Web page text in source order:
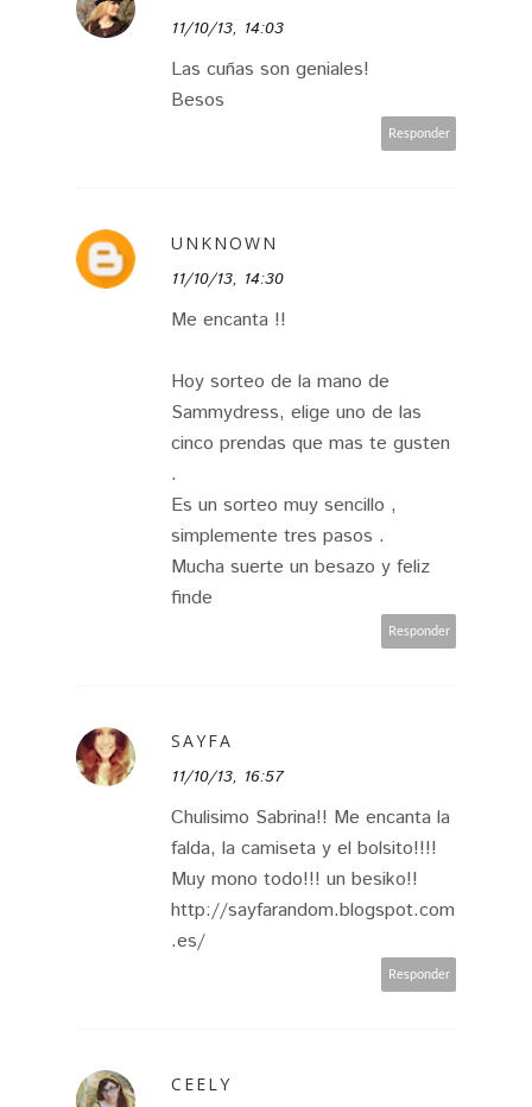
11/10/13, 14:03
Las cuñas son geniales!
Besos
Responder
UNKNOWN
11/10/13, 14:30
Me encanta !!
Hoy sorteo de la mano de
Sammydress, elige uno de las
cinco prendas que mas te gusten
.
Es un sorteo muy sencillo ,
simplemente tres pasos .
Mucha suerte un besazo y feliz
finde
Responder
SAYFA
11/10/13, 16:57
Chulisimo Sabrina!! Me encanta la
falda, la camiseta y el bolsito!!!!
Muy mono todo!!! un besiko!!
http://sayfarandom.blogspot.com
.es/
Responder
CEELY